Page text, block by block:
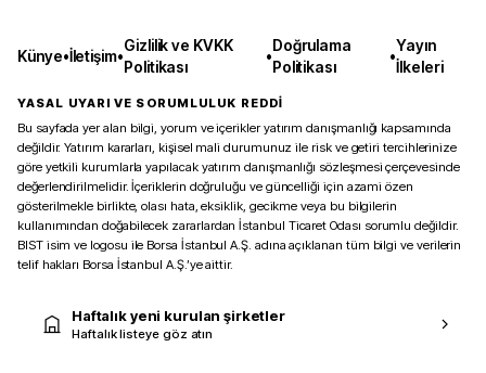
Künye•İletişim•
Gizlilik ve KVKK
Politikası
•
Doğrulama
Politikası
•
Yayın
İlkeleri
YASAL UYARI VE SORUMLULUK REDDİ
Bu sayfada yer alan bilgi, yorum ve içerikler yatırım danışmanlığı kapsamında
değildir. Yatırım kararları, kişisel mali durumunuz ile risk ve getiri tercihlerinize
göre yetkili kurumlarla yapılacak yatırım danışmanlığı sözleşmesi çerçevesinde
değerlendirilmelidir. İçeriklerin doğruluğu ve güncelliği için azami özen
gösterilmekle birlikte, olası hata, eksiklik, gecikme veya bu bilgilerin
kullanımından doğabilecek zararlardan İstanbul Ticaret Odası sorumlu değildir.
BIST isim ve logosu ile Borsa İstanbul A.Ş. adına açıklanan tüm bilgi ve verilerin
telif hakları Borsa İstanbul A.Ş.’ye aittir.
Haftalık yeni kurulan şirketler
Haftalık listeye göz atın